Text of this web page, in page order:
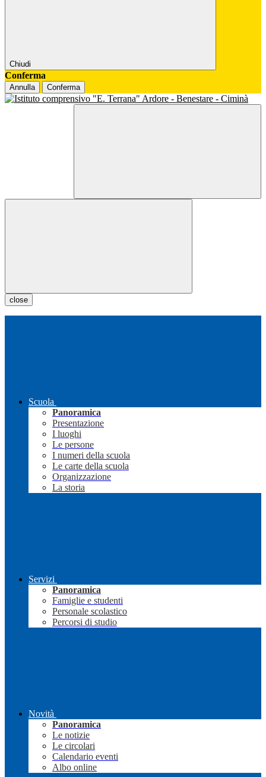
Chiudi
Conferma
Annulla Conferma
close
Scuola
Panoramica
Presentazione
I luoghi
Le persone
I numeri della scuola
Le carte della scuola
Organizzazione
La storia
Servizi
Panoramica
Famiglie e studenti
Personale scolastico
Percorsi di studio
Novità
Panoramica
Le notizie
Le circolari
Calendario eventi
Albo online